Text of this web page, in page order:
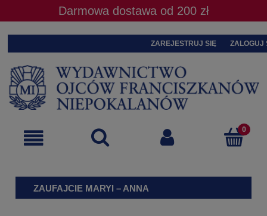
Darmowa dostawa od 200 zł
ZAREJESTRUJ SIĘ ZALOGUJ
ZAUFAJCIE MARYI – ANNA